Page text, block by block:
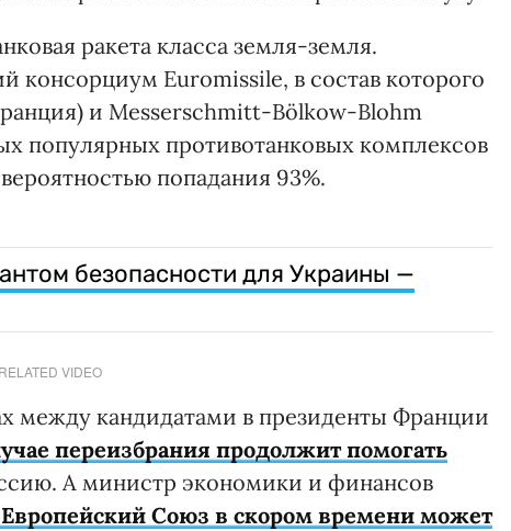
ракета класса земля-земля.
консорциум Euromissile, в состав которого
и Messerschmitt-Bölkow-Blohm
популярных противотанковых комплексов
попадания 93%.
безопасности для Украины —
RELATED VIDEO
между кандидатами в президенты Франции
переизбрания продолжит помогать
А министр экономики и финансов
Союз в скором времени может